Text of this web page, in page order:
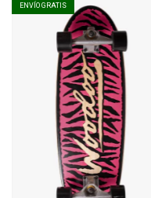
ENVÍO GRATIS